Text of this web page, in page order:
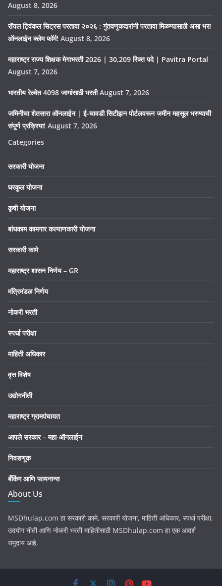
August 8, 2026
रॉयल ट्विंकल सिट्रस परतावा २०२६ : गुंतवणुकदारांनी परतावा मिळण्यासाठी असा भरा
ऑनलाईन क्लेम फॉर्म! August 8, 2026
महाराष्ट्र राज्य शिक्षक मेगाभरती 2026 | 30,209 रिक्त पदे | Pavitra Portal
August 7, 2026
भारतीय रेल्वेत 4098 जागांसाठी भरती August 7, 2026
जमिनीचा शेतसारा ऑनलाईन | ई-चावडी सिटीझन पोर्टलवरून जमीन महसूल भरण्याची
संपूर्ण प्रक्रिया! August 7, 2026
Categories
सरकारी योजना
घरकुल योजना
कृषी योजना
बांधकाम कामगार कल्याणकारी योजना
सरकारी कामे
महाराष्ट्र शासन निर्णय – GR
मंत्रिमंडळ निर्णय
नोकरी भरती
स्पर्धा परीक्षा
माहिती अधिकार
वृत्त विशेष
उद्योगनीती
महाराष्ट्र ग्रामपंचायत
आपले सरकार – महा-ऑनलाईन
निवडणूक
बँकिंग आणि फायनान्स
About Us
MSDhulap.com हा सरकारी कामे, सरकारी योजना, माहिती अधिकार, स्पर्धा परीक्षा,
उदयोग नीती आणि नोकरी भरती माहितीसाठी MSDhulap.com हा एक आदर्श
समुदाय आहे.